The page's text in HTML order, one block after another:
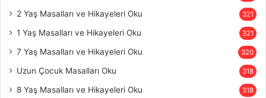
2 Yaş Masalları ve Hikayeleri Oku 321
1 Yaş Masalları ve Hikayeleri Oku 321
7 Yaş Masalları ve Hikayeleri Oku 320
Uzun Çocuk Masalları Oku 318
8 Yaş Masalları ve Hikayeleri Oku 318